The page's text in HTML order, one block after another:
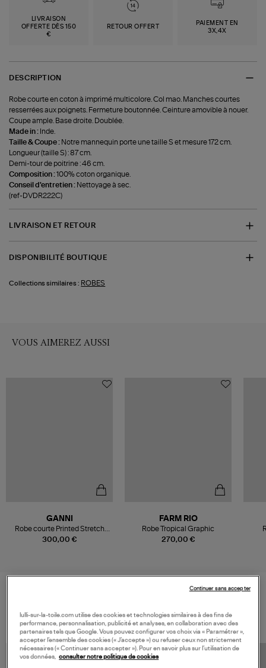
LIVRAISON
OFFERTE DÈS 150
€
RETOUR OFFERT
PAIEMENT EN
3X,4X
DESCRIPTION
Robe courte en coton à imprimé multicolore. Col mao. Manches courtes
resserrées aux poignets. Fermeture boutonnée. Ceinture amovible à nouer.
Coupe ample. Base droite. Doublée.
Made in : Inde.
Taille & Coupe : Notre mannequin porte une taille S et mesure 172 cm.
Longueur (taille S) : 87 cm.
Demi-tour de poitrine : 46 cm.
Composition :100% coton organique.
Conseil d'entretien : Nettoyage à sec.
(ref-DVDR222C)
LIVRAISON ET RETOUR
DISPONIBILITÉ BOUTIQUE
Collections similaires : ROBES
VOUS AIMEREZ AUSSI
300,00 €
GANNI
Robe courte Printed Stretch
Buttoned Jadeite
270,00 €
FARM RIO
Robe Tropical Graphic
lulli-sur-la-toile.com utilise des cookies et technologies similaires à des fins de
performance, personnalisation, publicité et analyses, en collaboration avec des
partenaires tels que Google. Vous pouvez configurer vos choix via « Paramétrer »,
accepter l’ensemble des cookies (« J’accepte ») ou refuser ceux non strictement
nécessaires (« Continuer sans accepter »). Pour en savoir plus sur l’utilisation de
vos données, consulter notre politique de cookies
Continuer sans accepter